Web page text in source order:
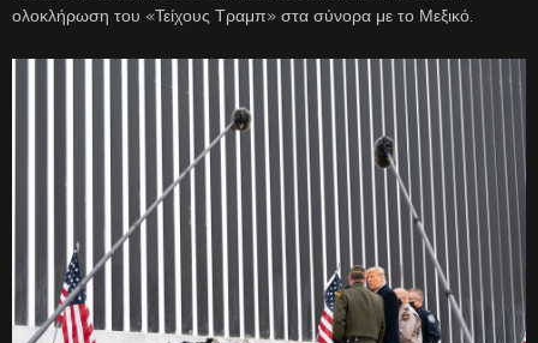
ολοκλήρωση του «Τείχους Τραμπ» στα σύνορα με το Μεξικό.